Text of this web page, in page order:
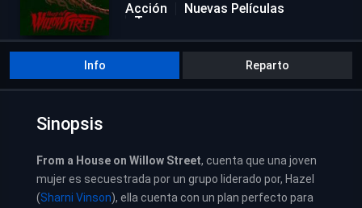
Acción
Nuevas Películas
Terror
Info Reparto
Sinopsis
From a House on Willow Street, cuenta que una joven
mujer es secuestrada por un grupo liderado por, Hazel
(Sharni Vinson), ella cuenta con un plan perfecto para